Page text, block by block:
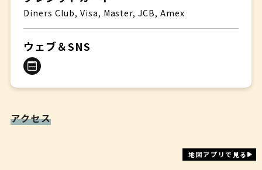
Diners Club, Visa, Master, JCB, Amex
ウェブ＆SNS
アクセス
地図アプリで見る